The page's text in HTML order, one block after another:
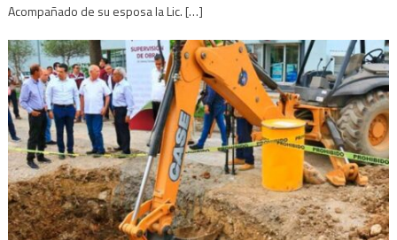
Acompañado de su esposa la Lic. […]